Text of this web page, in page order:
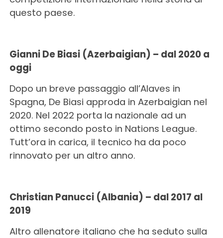
questo paese.
Gianni De Biasi (Azerbaigian) – dal 2020 a
oggi
Dopo un breve passaggio all’Alaves in
Spagna, De Biasi approda in Azerbaigian nel
2020. Nel 2022 porta la nazionale ad un
ottimo secondo posto in Nations League.
Tutt’ora in carica, il tecnico ha da poco
rinnovato per un altro anno.
Christian Panucci (Albania) – dal 2017 al
2019
Altro allenatore italiano che ha seduto sulla